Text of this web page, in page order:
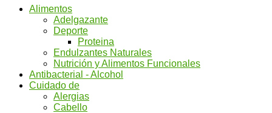
Alimentos
Adelgazante
Deporte
Proteina
Endulzantes Naturales
Nutrición y Alimentos Funcionales
Antibacterial - Alcohol
Cuidado de
Alergias
Cabello